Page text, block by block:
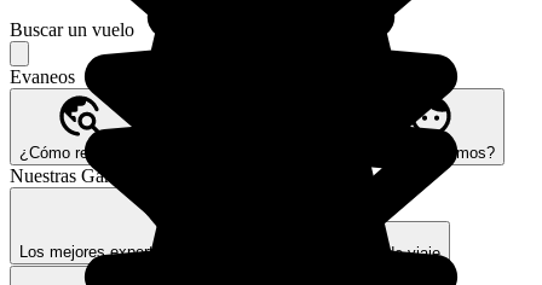
Buscar un vuelo
Evaneos
¿Cómo reservar? ¿Quiénes somos?
Nuestras Garantías
Los mejores expertos y expertas locales Seguros de viaje